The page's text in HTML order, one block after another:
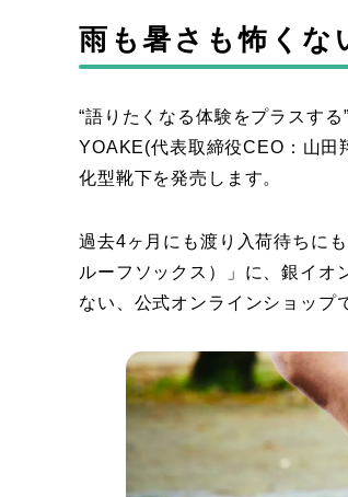
雨も暑さも怖くな
“語りたくなる体験をプラスする
YOAKE(代表取締役CEO：山田
化型靴下を発売します。
過去4ヶ月にも渡り入荷待ちに
ルーフソックス）」に、銀イオ
ない、公式オンラインショップ